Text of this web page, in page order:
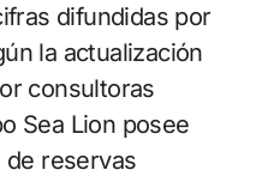
difundidas por
la actualización
consultoras
Sea Lion posee
de reservas